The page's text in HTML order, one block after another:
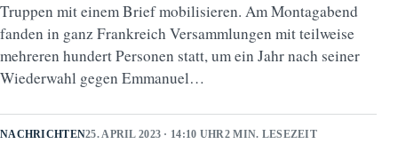
Truppen mit einem Brief mobilisieren. Am Montagabend
fanden in ganz Frankreich Versammlungen mit teilweise
mehreren hundert Personen statt, um ein Jahr nach seiner
Wiederwahl gegen Emmanuel…
NACHRICHTEN25. APRIL 2023 · 14:10 UHR2 MIN. LESEZEIT